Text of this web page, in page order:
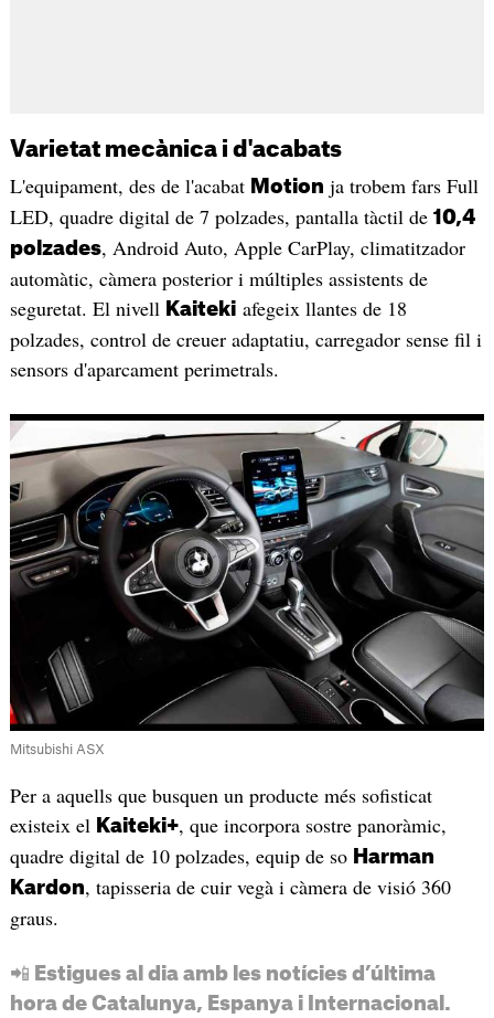
Varietat mecànica i d'acabats
L'equipament, des de l'acabat Motion ja trobem fars Full
LED, quadre digital de 7 polzades, pantalla tàctil de 10,4
polzades, Android Auto, Apple CarPlay, climatitzador
automàtic, càmera posterior i múltiples assistents de
seguretat. El nivell Kaitekiafegeix llantes de 18
polzades, control de creuer adaptatiu, carregador sense fil i
sensors d'aparcament perimetrals.
Mitsubishi ASX
Per a aquells que busquen un producte més sofisticat
existeix el Kaiteki+, que incorpora sostre panoràmic,
quadre digital de 10 polzades, equip de so Harman
Kardon, tapisseria de cuir vegà i càmera de visió 360
graus.
📲 Estigues al dia amb les notícies d’última
hora de Catalunya, Espanya i Internacional.